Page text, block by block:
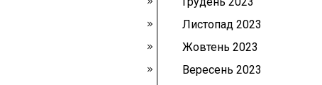
Листопад 2023
Жовтень 2023
Вересень 2023